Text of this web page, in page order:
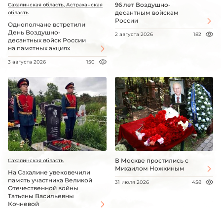
Сахалинская область, Астраханская
область
Однополчане встретили
День Воздушно-
десантных войск России
на памятных акциях
3 августа 2026 150
96 лет Воздушно-
десантным войскам
России
2 августа 2026 182
Сахалинская область
На Сахалине увековечили
память участника Великой
Отечественной войны
Татьяны Васильевны
Кочневой
В Москве простились с
Михаилом Ножкиным
31 июля 2026 458